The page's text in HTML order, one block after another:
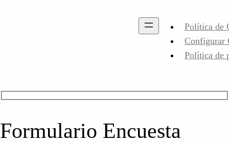
Política de
Configurar
Política de
Formulario Encuesta